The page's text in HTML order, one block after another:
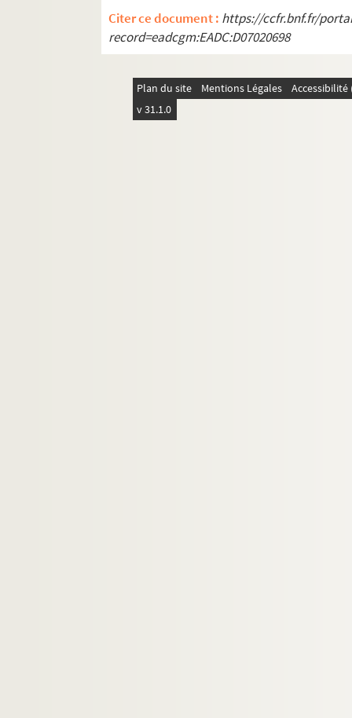
Citer ce document : https://ccfr.bnf.fr/
record=eadcgm:EADC:D07020698
Plan du site Mentions Légales
v 31.1.0